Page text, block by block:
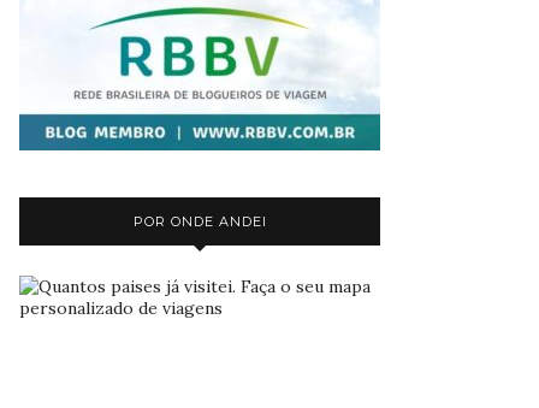
POR ONDE ANDEI